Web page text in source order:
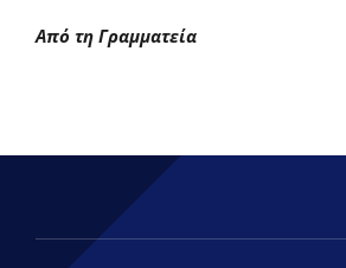
Από τη Γραμματεία